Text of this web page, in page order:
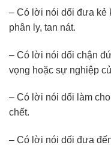
– Có lời nói dối đưa kẻ
phân ly, tan nát.
– Có lời nói dối chận
vọng hoặc sự nghiệp
– Có lời nói dối làm
chết.
– Có lời nói dối đưa